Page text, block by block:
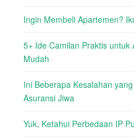
Ingin Membeli Apartemen?
5+ Ide Camilan Praktis
Mudah
Ini Beberapa Kesalahan
Asuransi Jiwa
Yuk, Ketahui Perbedaan IP